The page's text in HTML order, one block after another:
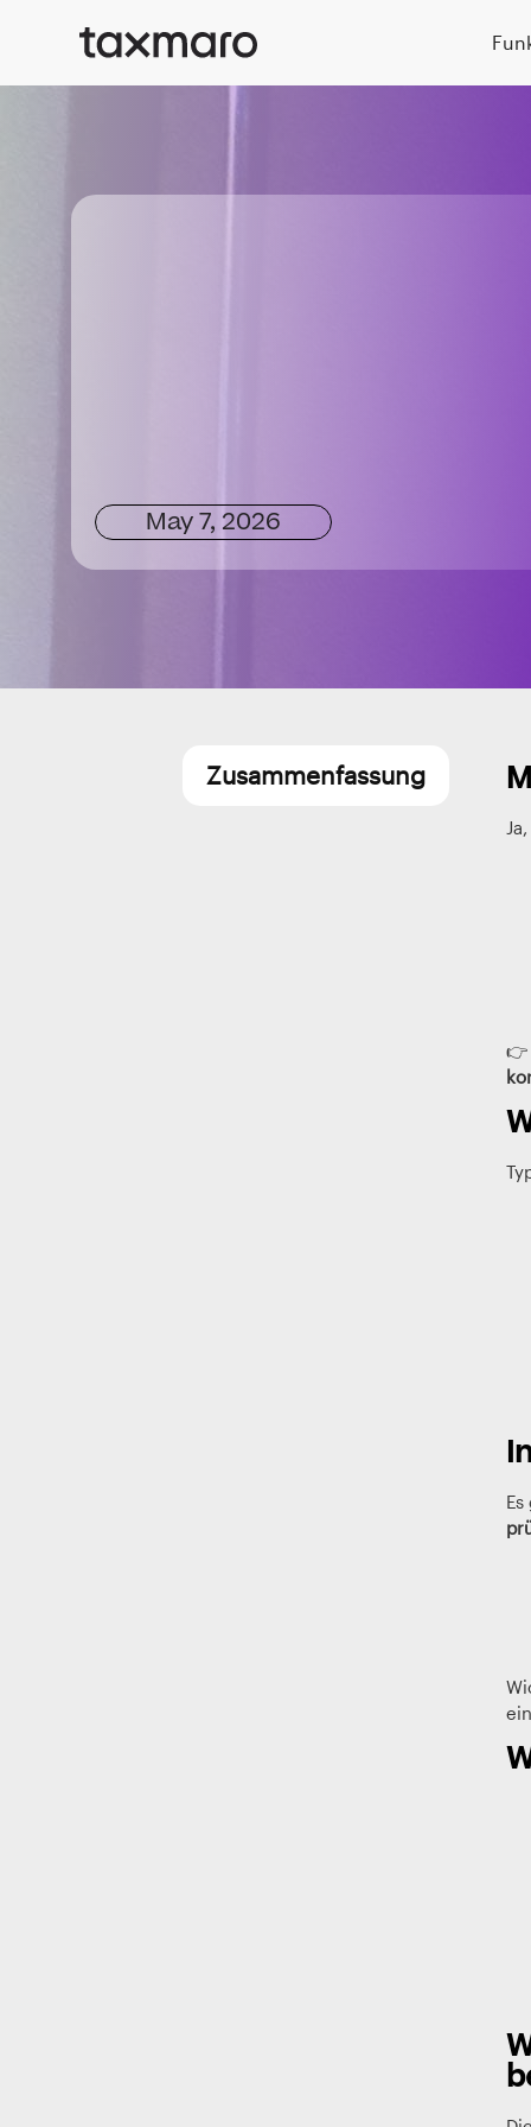
May 7, 2026
Zusammenfassung
👉
ein